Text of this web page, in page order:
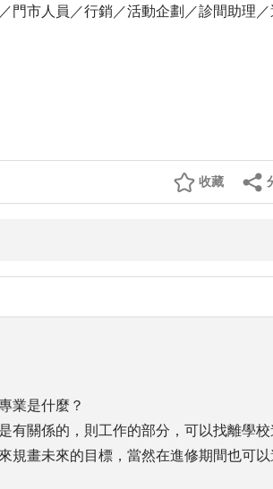
門市人員／行銷／活動企劃／診間助理／
收藏
業是什麼？
有關係的，則工作的部分，可以找離學
規畫未來的目標，當然在進修期間也可